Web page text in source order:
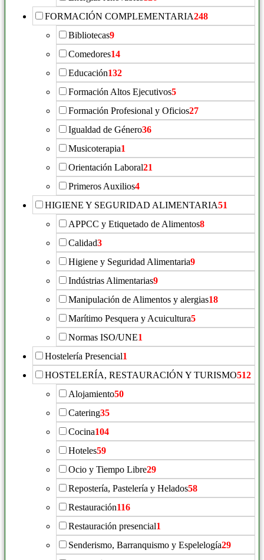
FORMACIÓN COMPLEMENTARIA248
Bibliotecas9
Comedores14
Educación132
Formación Altos Ejecutivos5
Formación Profesional y Oficios27
Igualdad de Género36
Musicoterapia1
Orientación Laboral21
Primeros Auxilios4
HIGIENE Y SEGURIDAD ALIMENTARIA51
APPCC y Etiquetado de Alimentos8
Calidad3
Higiene y Seguridad Alimentaria9
Indústrias Alimentarias9
Manipulación de Alimentos y alergias18
Marítimo Pesquera y Acuicultura5
Normas ISO/UNE1
Hostelería Presencial1
HOSTELERÍA, RESTAURACIÓN Y TURISMO512
Alojamiento50
Catering35
Cocina104
Hoteles59
Ocio y Tiempo Libre29
Repostería, Pastelería y Helados58
Restauración116
Restauración presencial1
Senderismo, Barranquismo y Espelelogía29